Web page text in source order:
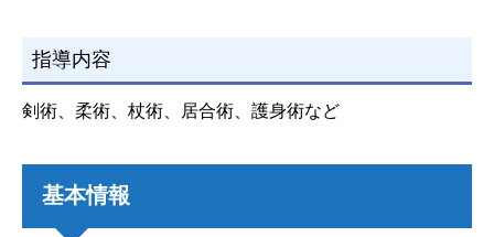
指導内容
剣術、柔術、杖術、居合術、護身術など
基本情報